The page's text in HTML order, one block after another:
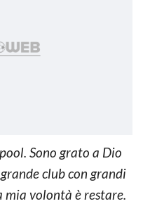
Sono grato a Dio
club con grandi
volontà è restare.